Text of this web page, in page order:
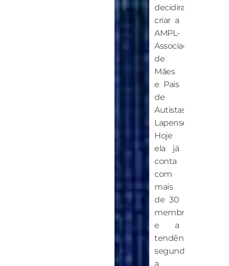
decidiram
criar a
AMPL-
Associação
de
Mães
e Pais
de
Autistas
Lapenses.
Hoje
ela já
conta
com
mais
de 30
membros
e a
tendência,
segundo
a